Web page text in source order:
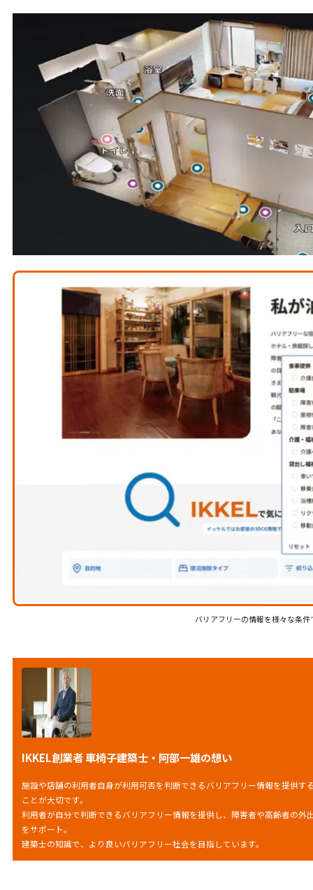
バリアフリーの情報を様々な条件
IKKEL創業者 車椅子建築士・阿部一雄の想い
施設や店舗の利用者自身が利用可否を判断できるバリアフリー情報を提供す
ことが大切です。
利用者が自分で判断できるバリアフリー情報を提供し、障害者や高齢者の外
をサポート。
建築士の知識で、より良いバリアフリー社会を目指しています。